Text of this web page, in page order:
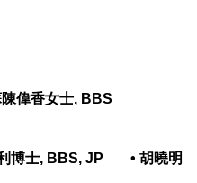
偉香女士, BBS
博士, BBS, JP • 胡曉明